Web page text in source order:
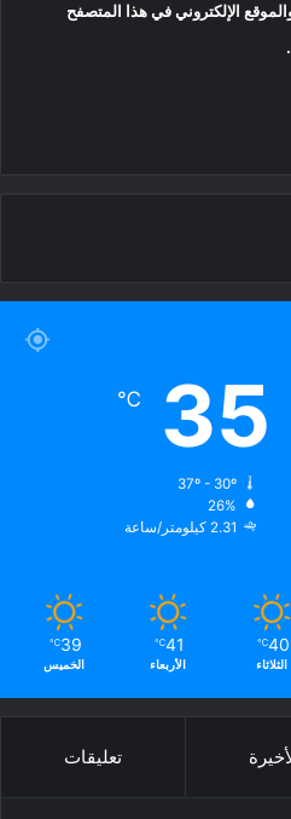
الإلكتروني في هذا المتصفح
35
℃
26%
2.31 كيلومتر/ساعة
40
℃
الثلاثاء
41
℃
الأربعاء
39
℃
الخميس
تعليقات